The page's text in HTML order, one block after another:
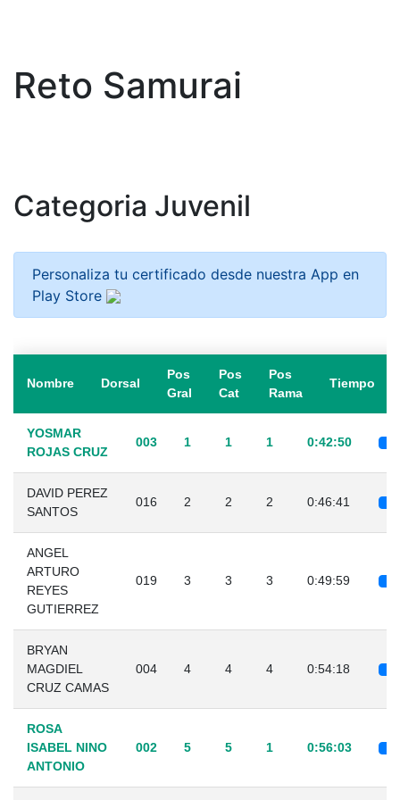
Reto Samurai
Categoria Juvenil
Personaliza tu certificado desde nuestra App en
Play Store
Nombre Dorsal
Pos
Gral
Pos
Cat
Pos
Rama
Tiempo
YOSMAR
ROJAS CRUZ
003 1 1 1 0:42:50
DAVID PEREZ
SANTOS
016 2 2 2 0:46:41
ANGEL
ARTURO
REYES
GUTIERREZ
019 3 3 3 0:49:59
BRYAN
MAGDIEL
CRUZ CAMAS
004 4 4 4 0:54:18
ROSA
ISABEL NINO
ANTONIO
002 5 5 1 0:56:03